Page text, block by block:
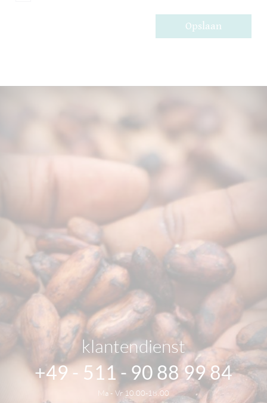
Opslaan
klantendienst
+49 - 511 - 90 88 99 84
Ma - Vr 10.00-18.00